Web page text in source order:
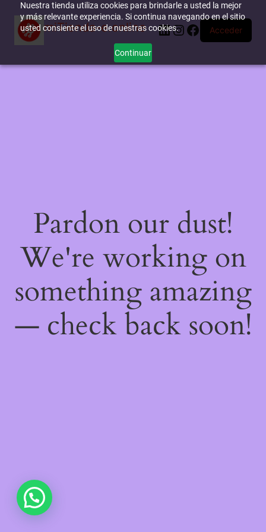
Nuestra tienda utiliza cookies para brindarle a usted la mejor
y más relevante experiencia. Si continua navegando en el sitio
usted consiente el uso de nuestras cookies.
Continuar
miTienda-e.online LinkedIn
Instagram
Facebook
Acceder
Pardon our dust!
We're working on
something amazing
— check back soon!